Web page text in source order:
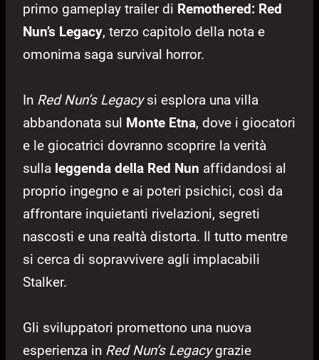
primo gameplay trailer di Remothered: Red
Nun’s Legacy, terzo capitolo della nota e
omonima saga survival horror.
In Red Nun’s Legacysi esplora una villa
abbandonata sul Monte Etna, dove i giocatori
e le giocatrici dovranno scoprire la verità
sulla leggenda della Red Nun affidandosi al
proprio ingegno e ai poteri psichici, così da
affrontare inquietanti rivelazioni, segreti
nascosti e una realtà distorta. Il tutto mentre
si cerca di sopravvivere agli implacabili
Stalker.
Gli sviluppatori promettono una nuova
esperienza in Red Nun’s Legacygrazie